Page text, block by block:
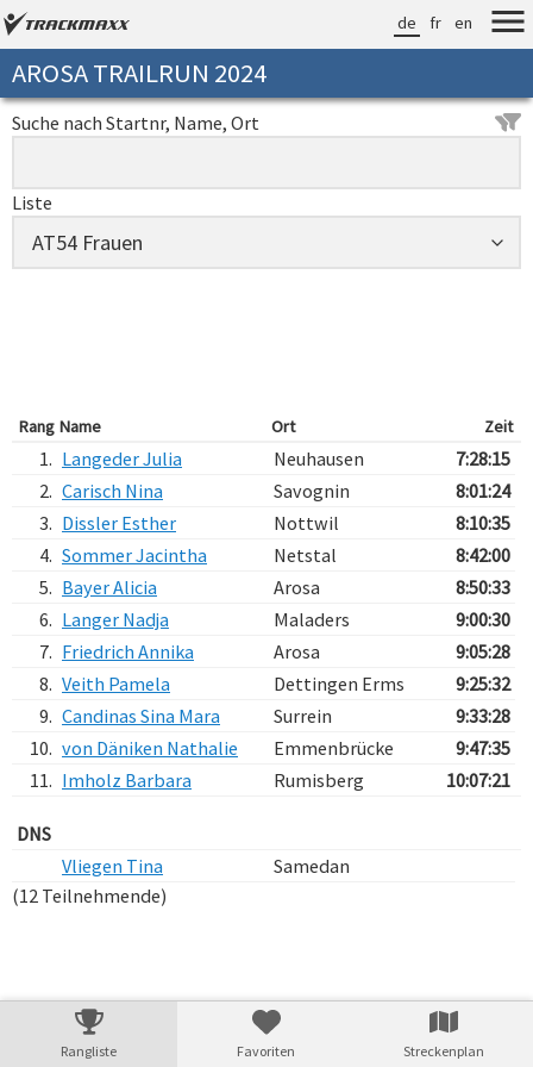
de fr en
AROSA TRAILRUN 2024
Suche nach Startnr, Name, Ort
Liste
Rang Name Ort Zeit
1. Langeder Julia Neuhausen
7:28:15
2. Carisch Nina Savognin
8:01:24
3. Dissler Esther Nottwil
8:10:35
4. Sommer Jacintha Netstal
8:42:00
5. Bayer Alicia Arosa
8:50:33
6. Langer Nadja Maladers
9:00:30
7. Friedrich Annika Arosa
9:05:28
8. Veith Pamela Dettingen Erms
9:25:32
9. Candinas Sina Mara Surrein
9:33:28
10. von Däniken Nathalie Emmenbrücke
9:47:35
11. Imholz Barbara Rumisberg 10:07:21
DNS
Vliegen Tina
Samedan
(12 Teilnehmende)
Rangliste Favoriten Streckenplan